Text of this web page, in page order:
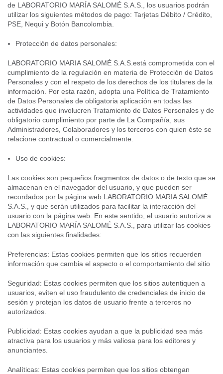
de LABORATORIO MARÍA SALOMÉ S.A.S., los usuarios podrán
utilizar los siguientes métodos de pago: Tarjetas Débito / Crédito,
PSE, Nequi y Botón Bancolombia.
Protección de datos personales:
LABORATORIO MARIA SALOMÉ S.A.S.está comprometida con el
cumplimiento de la regulación en materia de Protección de Datos
Personales y con el respeto de los derechos de los titulares de la
información. Por esta razón, adopta una Política de Tratamiento
de Datos Personales de obligatoria aplicación en todas las
actividades que involucren Tratamiento de Datos Personales y de
obligatorio cumplimiento por parte de La Compañía, sus
Administradores, Colaboradores y los terceros con quien éste se
relacione contractual o comercialmente.
Uso de cookies:
Las cookies son pequeños fragmentos de datos o de texto que se
almacenan en el navegador del usuario, y que pueden ser
recordados por la página web LABORATORIO MARIA SALOMÉ
S.A.S., y que serán utilizados para facilitar la interacción del
usuario con la página web. En este sentido, el usuario autoriza a
LABORATORIO MARÍA SALOMÉ S.A.S., para utilizar las cookies
con las siguientes finalidades:
Preferencias: Estas cookies permiten que los sitios recuerden
información que cambia el aspecto o el comportamiento del sitio
Seguridad: Estas cookies permiten que los sitios autentiquen a
usuarios, eviten el uso fraudulento de credenciales de inicio de
sesión y protejan los datos de usuario frente a terceros no
autorizados.
Publicidad: Estas cookies ayudan a que la publicidad sea más
atractiva para los usuarios y más valiosa para los editores y
anunciantes.
Analíticas: Estas cookies permiten que los sitios obtengan